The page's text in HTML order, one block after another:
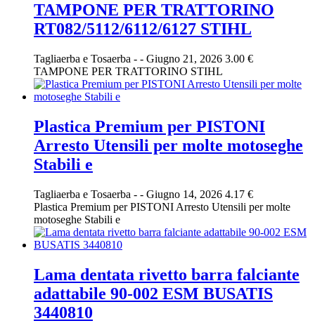
TAMPONE PER TRATTORINO
RT082/5112/6112/6127 STIHL
Tagliaerba e Tosaerba - - Giugno 21, 2026 3.00 €
TAMPONE PER TRATTORINO STIHL
Plastica Premium per PISTONI
Arresto Utensili per molte motoseghe
Stabili e
Tagliaerba e Tosaerba - - Giugno 14, 2026 4.17 €
Plastica Premium per PISTONI Arresto Utensili per molte
motoseghe Stabili e
Lama dentata rivetto barra falciante
adattabile 90-002 ESM BUSATIS
3440810